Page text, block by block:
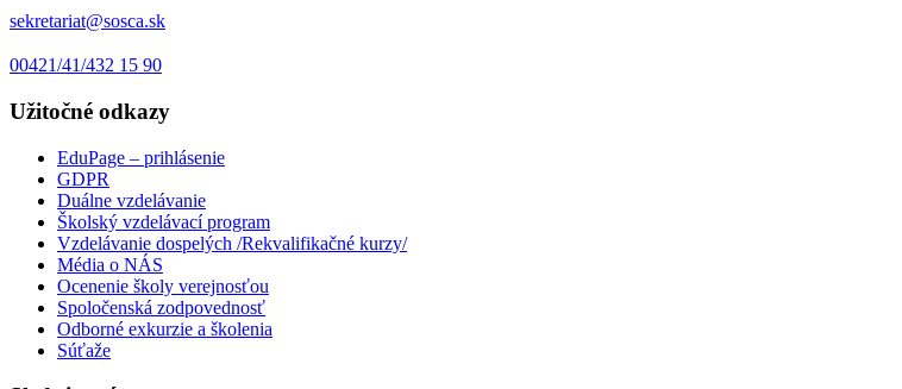
sekretariat@sosca.sk
00421/41/432 15 90
Užitočné odkazy
EduPage – prihlásenie
GDPR
Duálne vzdelávanie
Školský vzdelávací program
Vzdelávanie dospelých /Rekvalifikačné kurzy/
Média o NÁS
Ocenenie školy verejnosťou
Spoločenská zodpovednosť
Odborné exkurzie a školenia
Súťaže